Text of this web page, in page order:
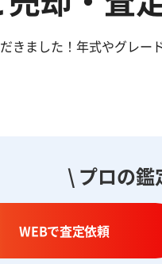
ました！年式やグレー
\ プロの鑑
WEBで査定依頼